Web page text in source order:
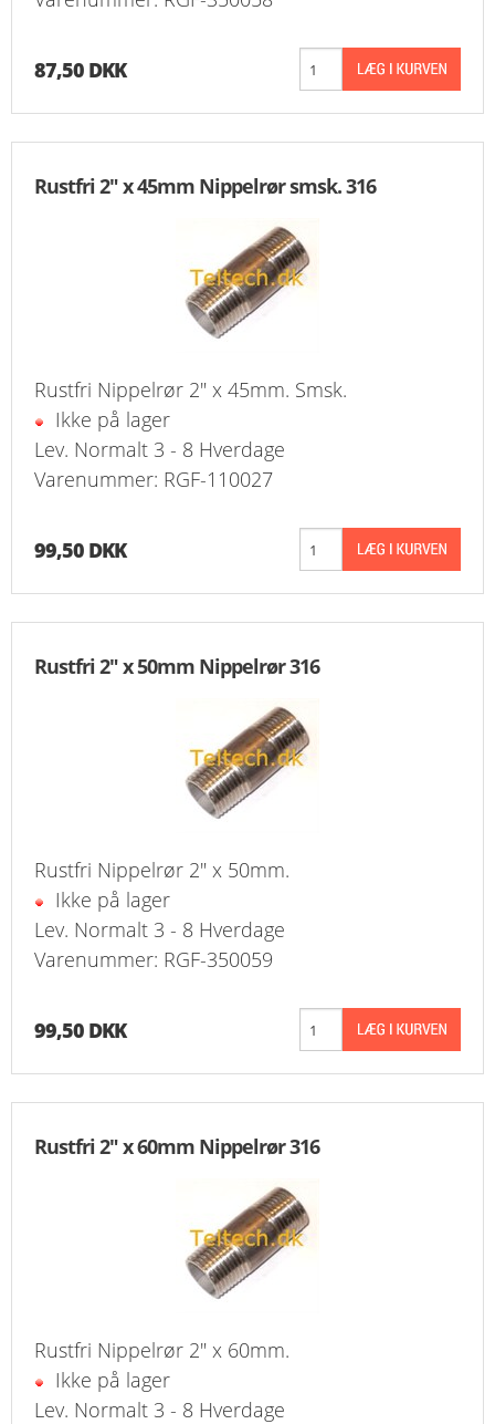
BEARBEJDNING, MONTAGE & HAVEARBEJDE
PROFIL
VILKÅR
FAQ
SØGNING
LOG UD
87,50 DKK
Rustfri 2" x 45mm Nippelrør smsk. 316
Rustfri Nippelrør 2" x 45mm. Smsk.
Ikke på lager
Lev. Normalt 3 - 8 Hverdage
Varenummer: RGF-110027
99,50 DKK
Rustfri 2" x 50mm Nippelrør 316
Rustfri Nippelrør 2" x 50mm.
Ikke på lager
Lev. Normalt 3 - 8 Hverdage
Varenummer: RGF-350059
99,50 DKK
Rustfri 2" x 60mm Nippelrør 316
Rustfri Nippelrør 2" x 60mm.
Ikke på lager
Lev. Normalt 3 - 8 Hverdage